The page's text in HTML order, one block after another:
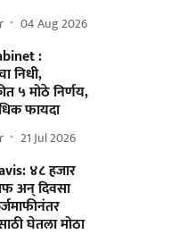
04 Aug 2026
:
निधी,
५ मोठे निर्णय,
फायदा
21 Jul 2026
४८ हजार
अन् दिवसा
घेतला मोठा